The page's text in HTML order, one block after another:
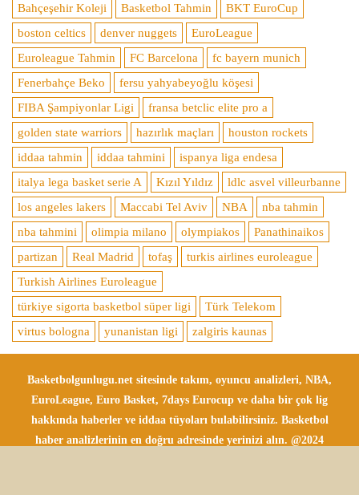
Bahçeşehir Koleji
Basketbol Tahmin
BKT EuroCup
boston celtics
denver nuggets
EuroLeague
Euroleague Tahmin
FC Barcelona
fc bayern munich
Fenerbahçe Beko
fersu yahyabeyoğlu köşesi
FIBA Şampiyonlar Ligi
fransa betclic elite pro a
golden state warriors
hazırlık maçları
houston rockets
iddaa tahmin
iddaa tahmini
ispanya liga endesa
italya lega basket serie A
Kızıl Yıldız
ldlc asvel villeurbanne
los angeles lakers
Maccabi Tel Aviv NBA
nba tahmin
nba tahmini
olimpia milano olympiakos
Panathinaikos
partizan
Real Madrid tofaş
turkis airlines euroleague
Turkish Airlines Euroleague
türkiye sigorta basketbol süper ligi
Türk Telekom
virtus bologna
yunanistan ligi zalgiris kaunas
Basketbolgunlugu.net sitesinde takım, oyuncu analizleri, NBA,
EuroLeague, Euro Basket, 7days Eurocup ve daha bir çok lig
hakkında haberler ve iddaa tüyoları bulabilirsiniz. Basketbol
haber analizlerinin en doğru adresinde yerinizi alın. @2024